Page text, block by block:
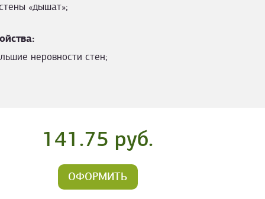
«дышат»;
неровности стен;
141.75 руб.
ОФОРМИТЬ